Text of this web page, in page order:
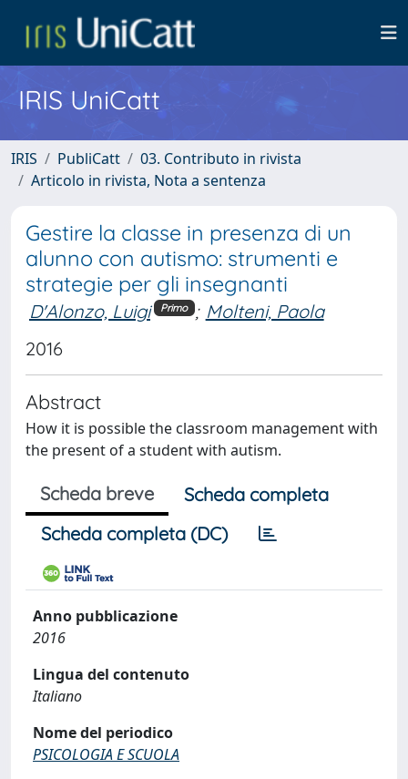
IRIS UniCatt
IRIS PubliCatt
03. Contributo in rivista
Articolo in rivista, Nota a sentenza
Gestire la classe in presenza di un
alunno con autismo: strumenti e
strategie per gli insegnanti
D'Alonzo, Luigi Primo ; Molteni, Paola
2016
Abstract
How it is possible the classroom management with
the present of a student with autism.
Scheda breve
Scheda completa
Scheda completa (DC)
Anno pubblicazione
2016
Lingua del contenuto
Italiano
Nome del periodico
PSICOLOGIA E SCUOLA